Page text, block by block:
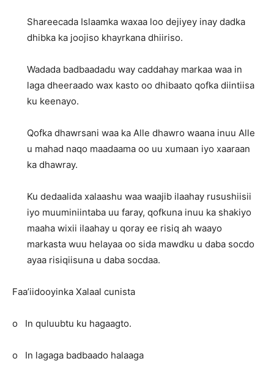
Shareecada Islaamka waxaa loo dejiyey inay dadka
dhibka ka joojiso khayrkana dhiiriso.
Wadada badbaadadu way caddahay markaa waa in
laga dheeraado wax kasto oo dhibaato qofka diintiisa
ku keenayo.
Qofka dhawrsani waa ka Alle dhawro waana inuu Alle
u mahad naqo maadaama oo uu xumaan iyo xaaraan
ka dhawray.
Ku dedaalida xalaashu waa waajib ilaahay rusushiisii
iyo muuminiintaba uu faray, qofkuna inuu ka shakiyo
maaha wixii ilaahay u qoray ee risiq ah waayo
markasta wuu helayaa oo sida mawdku u daba socdo
ayaa risiqiisuna u daba socdaa.
Faa’iidooyinka Xalaal cunista
o In quluubtu ku hagaagto.
o In lagaga badbaado halaaga